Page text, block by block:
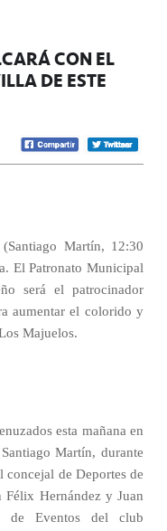
CON EL
DE ESTE
Martín, 12:30
El Patronato Municipal
será el patrocinador
aumentar el colorido y
Majuelos.
esta mañana en
Martín, durante
concejal de Deportes de
Hernández y Juan
de Eventos del club